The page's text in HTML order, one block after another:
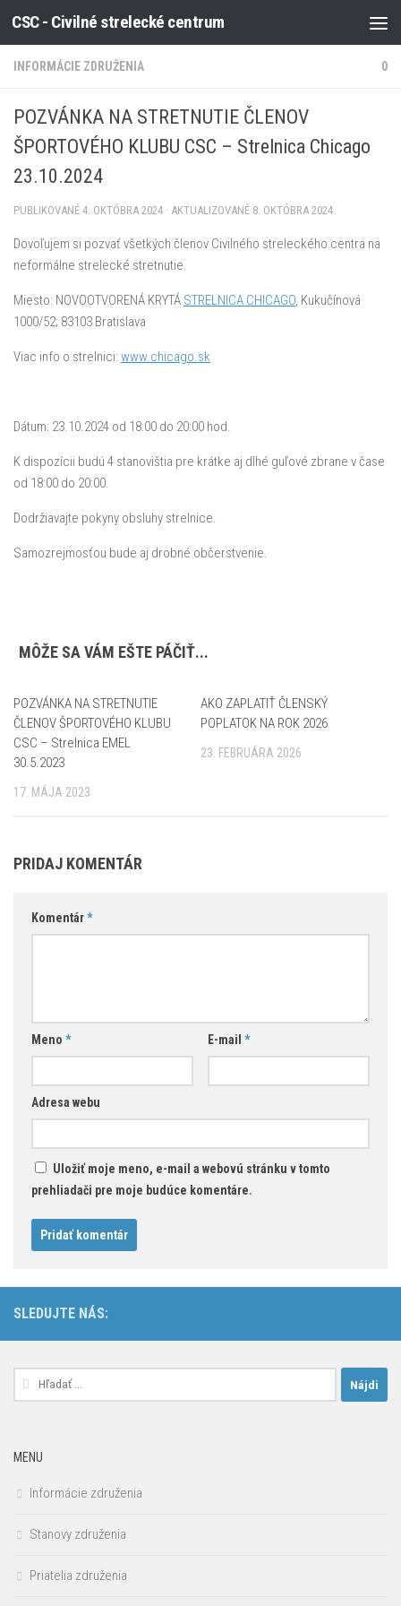
Preskočiť na obsah
CSC - Civilné strelecké centrum
INFORMÁCIE ZDRUŽENIA 0
POZVÁNKA NA STRETNUTIE ČLENOV
ŠPORTOVÉHO KLUBU CSC – Strelnica Chicago
23.10.2024
PUBLIKOVANÉ 4. OKTÓBRA 2024 · AKTUALIZOVANÉ 8. OKTÓBRA 2024
Dovoľujem si pozvať všetkých členov Civilného streleckého centra na
neformálne strelecké stretnutie.
Miesto: NOVOOTVORENÁ KRYTÁ STRELNICA CHICAGO, Kukučínová
1000/52; 83103 Bratislava
Viac info o strelnici: www.chicago.sk
Dátum: 23.10.2024 od 18:00 do 20:00 hod.
K dispozícii budú 4 stanovištia pre krátke aj dlhé guľové zbrane v čase
od 18:00 do 20:00.
Dodržiavajte pokyny obsluhy strelnice.
Samozrejmosťou bude aj drobné občerstvenie.
MÔŽE SA VÁM EŠTE PÁČIŤ...
POZVÁNKA NA STRETNUTIE
ČLENOV ŠPORTOVÉHO KLUBU
CSC – Strelnica EMEL
30.5.2023
17. MÁJA 2023
AKO ZAPLATIŤ ČLENSKÝ
POPLATOK NA ROK 2026
23. FEBRUÁRA 2026
PRIDAJ KOMENTÁR
Komentár*
Meno * E-mail *
Adresa webu
Uložiť moje meno, e-mail a webovú stránku v tomto
prehliadači pre moje budúce komentáre.
SLEDUJTE NÁS:
Hľadať:
MENU
Informácie združenia
Stanovy združenia
Priatelia združenia